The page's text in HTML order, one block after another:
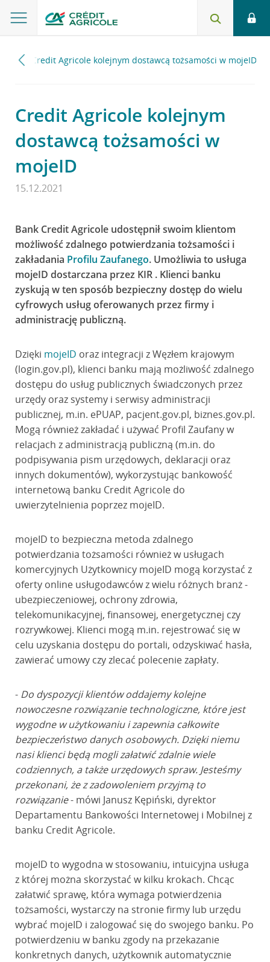
Credit Agricole kolejnym dostawcą tożsamości w mojeID
Credit Agricole kolejnym
dostawcą tożsamości w
mojeID
15.12.2021
Bank Credit Agricole udostępnił swoim klientom
możliwość zdalnego potwierdzania tożsamości i
zakładania Profilu Zaufanego. Umożliwia to usługa
mojeID dostarczana przez KIR . Klienci banku
zyskują w ten sposób bezpieczny dostęp do wielu
cyfrowych usług oferowanych przez firmy i
administrację publiczną.
Dzięki mojeID oraz integracji z Węzłem krajowym
(login.gov.pl), klienci banku mają możliwość zdalnego
dostępu do usług publicznych świadczonych przez
urzędy oraz systemy i serwisy administracji
publicznej, m.in. ePUAP, pacjent.gov.pl, biznes.gov.pl.
Mogą również zakładać i używać Profil Zaufany w
relacjach z administracją publiczną (m.in. do
podpisywania pism urzędowych, deklaracji oraz
innych dokumentów), wykorzystując bankowość
internetową banku Credit Agricole do
uwierzytelnienia poprzez mojeID.
mojeID to bezpieczna metoda zdalnego
potwierdzania tożsamości również w usługach
komercyjnych Użytkownicy mojeID mogą korzystać z
oferty online usługodawców z wielu różnych branż -
ubezpieczeniowej, ochrony zdrowia,
telekomunikacyjnej, finansowej, energetycznej czy
rozrywkowej. Klienci mogą m.in. rejestrować się w
celu uzyskania dostępu do portali, odzyskiwać hasła,
zawierać umowy czy zlecać polecenie zapłaty.
- Do dyspozycji klientów oddajemy kolejne
nowoczesne rozwiązanie technologiczne, które jest
wygodne w użytkowaniu i zapewnia całkowite
bezpieczeństwo danych osobowych. Dzięki niemu
nasi klienci będą mogli załatwić zdalnie wiele
codziennych, a także urzędowych spraw. Jesteśmy
przekonani, że z zadowoleniem przyjmą to
rozwiązanie- mówi Janusz Kępiński, dyrektor
Departamentu Bankowości Internetowej i Mobilnej z
banku Credit Agricole.
mojeID to wygodna w stosowaniu, intuicyjna usługa
z której można skorzystać w kilku krokach. Chcąc
załatwić sprawę, która wymaga potwierdzenia
tożsamości, wystarczy na stronie firmy lub urzędu
wybrać mojeID i zalogować się do swojego banku. Po
potwierdzeniu w banku zgody na przekazanie
konkretnych danych, użytkownik automatycznie